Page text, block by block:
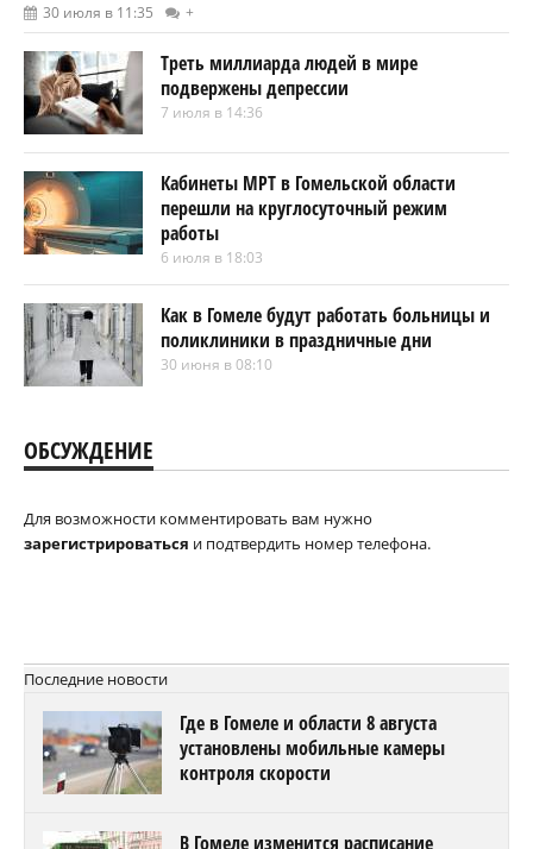
30 июля в 11:35 +
Треть миллиарда людей в мире
подвержены депрессии
7 июля в 14:36
Кабинеты МРТ в Гомельской области
перешли на круглосуточный режим
работы
6 июля в 18:03
Как в Гомеле будут работать больницы и
поликлиники в праздничные дни
30 июня в 08:10
ОБСУЖДЕНИЕ
Для возможности комментировать вам нужно
зарегистрироваться и подтвердить номер телефона.
Последние новости
Где в Гомеле и области 8 августа
установлены мобильные камеры
контроля скорости
В Гомеле изменится расписание